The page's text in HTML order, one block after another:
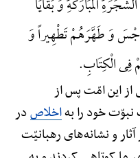
الْمُبَارَکَهًِْ وَ بَقَایَا
وَ طَهَّرَهُمْ تَطْهِیراً وَ
فِی الْکِتَابِ.
از این امّت پس از
خود را بهاخلاصدر
و نشانه‌های رهبانیّت